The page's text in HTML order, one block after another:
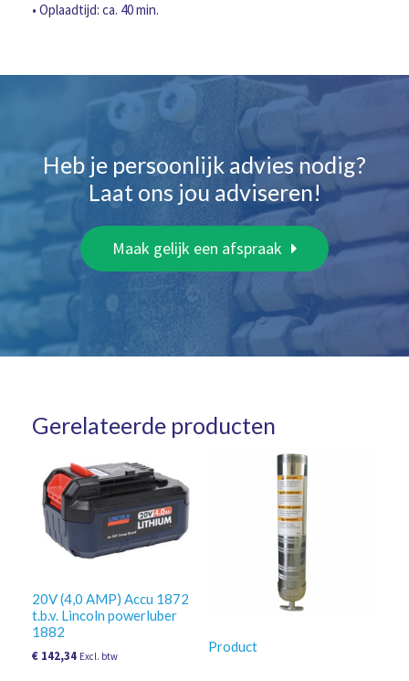
• Oplaadtijd: ca. 40 min.
Heb je persoonlijk advies nodig?
Laat ons jou adviseren!
Maak gelijk een afspraak
Gerelateerde producten
20V (4,0 AMP) Accu 1872
t.b.v. Lincoln powerluber
1882
€ 142,34 Excl. btw
Product